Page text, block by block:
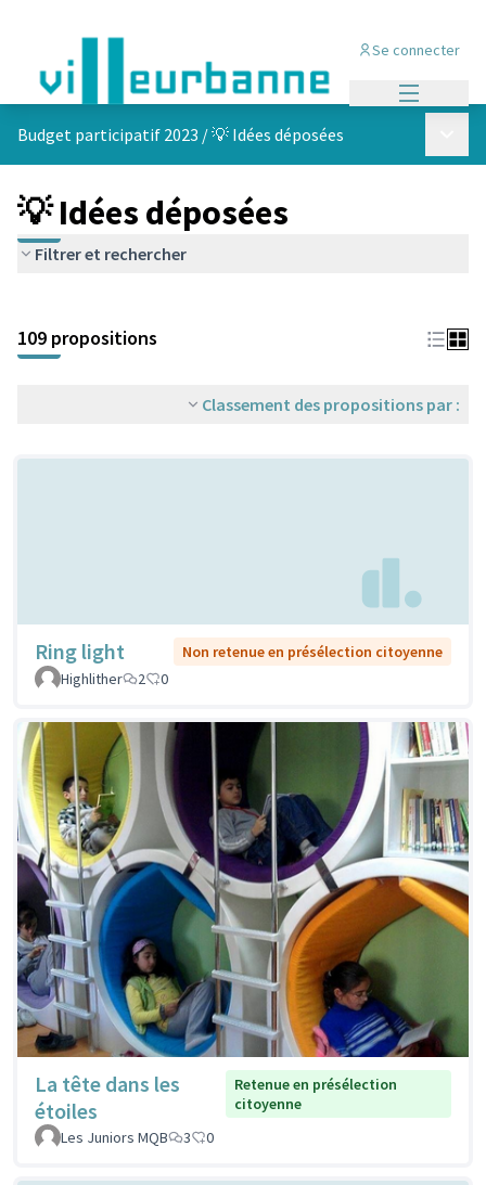
Se connecter
Budget participatif 2023 /💡 Idées déposées
💡 Idées déposées
Filtrer et rechercher
+
−
109 propositions
Classement des propositions par :
Ring light
Non retenue en présélection citoyenne
Highlither
2 0
La tête dans les
étoiles
Retenue en présélection
citoyenne
Les Juniors MQB
3 0